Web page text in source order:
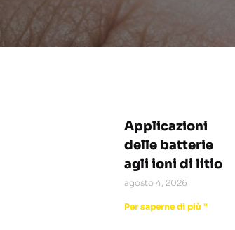
Applicazioni
delle batterie
agli ioni di litio
agosto 4, 2026
Per saperne di più "